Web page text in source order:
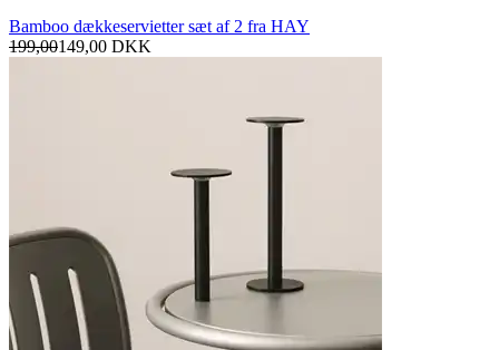
Bamboo dækkeservietter sæt af 2 fra HAY
199,00149,00 DKK